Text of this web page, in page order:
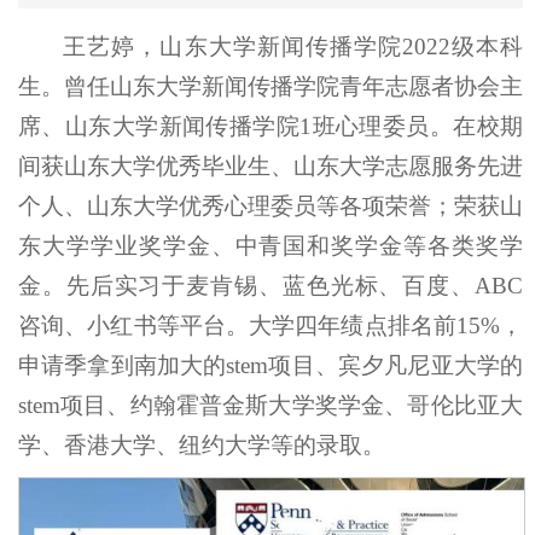
王艺婷，山东大学新闻传播学院2022级本科
生。曾任山东大学新闻传播学院青年志愿者协会主
席、山东大学新闻传播学院1班心理委员。在校期
间获山东大学优秀毕业生、山东大学志愿服务先进
个人、山东大学优秀心理委员等各项荣誉；荣获山
东大学学业奖学金、中青国和奖学金等各类奖学
金。先后实习于麦肯锡、蓝色光标、百度、ABC
咨询、小红书等平台。大学四年绩点排名前15%，
申请季拿到南加大的stem项目、宾夕凡尼亚大学的
stem项目、约翰霍普金斯大学奖学金、哥伦比亚大
学、香港大学、纽约大学等的录取。